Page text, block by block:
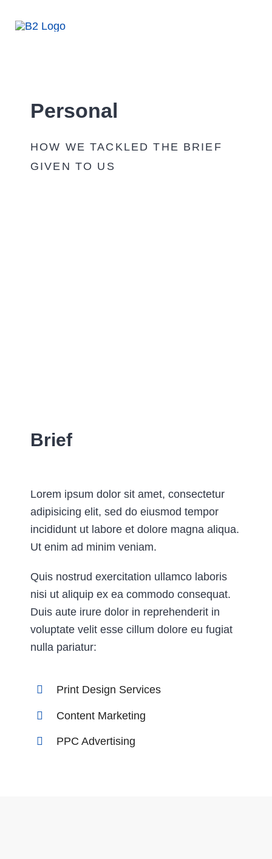
Inhalt
Personal
Personal
HOW WE TACKLED THE BRIEF
GIVEN TO US
Brief
Lorem ipsum dolor sit amet, consectetur
adipisicing elit, sed do eiusmod tempor
incididunt ut labore et dolore magna aliqua.
Ut enim ad minim veniam.
Quis nostrud exercitation ullamco laboris
nisi ut aliquip ex ea commodo consequat.
Duis aute irure dolor in reprehenderit in
voluptate velit esse cillum dolore eu fugiat
nulla pariatur:
Print Design Services
Content Marketing
PPC Advertising